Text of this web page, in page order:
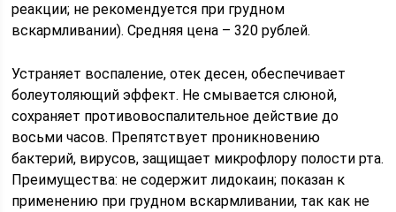
реакции; не рекомендуется при грудном
вскармливании). Средняя цена – 320 рублей.
Устраняет воспаление, отек десен, обеспечивает
болеутоляющий эффект. Не смывается слюной,
сохраняет противовоспалительное действие до
восьми часов. Препятствует проникновению
бактерий, вирусов, защищает микрофлору полости рта.
Преимущества: не содержит лидокаин; показан к
применению при грудном вскармливании, так как не